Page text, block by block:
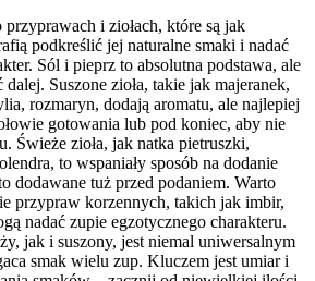
i ziołach, które są jak
podkreślić jej naturalne smaki i nadać
Sól i pieprz to absolutna podstawa, ale
Suszone zioła, takie jak majeranek,
rozmaryn, dodają aromatu, ale najlepiej
gotowania lub pod koniec, aby nie
Świeże zioła, jak natka pietruszki,
to wspaniały sposób na dodanie
dodawane tuż przed podaniem. Warto
przypraw korzennych, takich jak imbir,
nadać zupie egzotycznego charakteru.
jak i suszony, jest niemal uniwersalnym
smak wielu zup. Kluczem jest umiar i